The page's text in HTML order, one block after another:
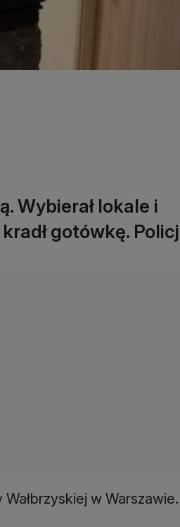
Wybierał lokale i
gotówkę.
w Warszawie.